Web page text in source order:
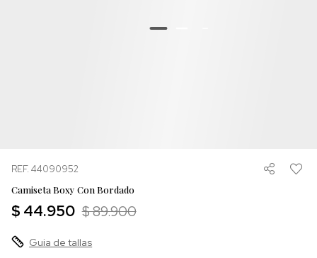
REF. 44090952
Camiseta Boxy Con Bordado
$ 44.950 $ 89.900
Guia de tallas